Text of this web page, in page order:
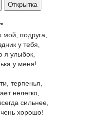
Открытка
подруга,
у тебя,
я улыбок,
у меня!
терпенья,
нелегко,
сильнее,
хорошо!